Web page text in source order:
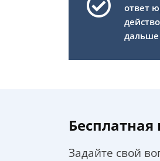
ответ
дальше
Задайте свой